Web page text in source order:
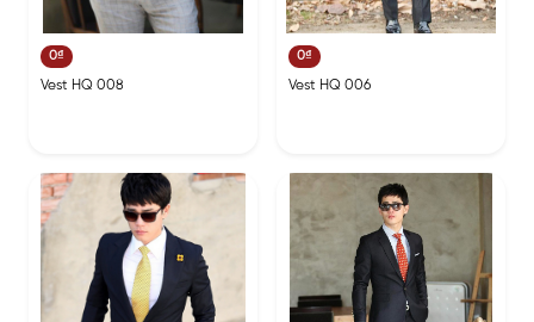
0₫
Vest HQ 008
0₫
Vest HQ 006